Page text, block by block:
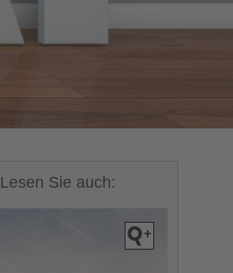
Lesen Sie auch: